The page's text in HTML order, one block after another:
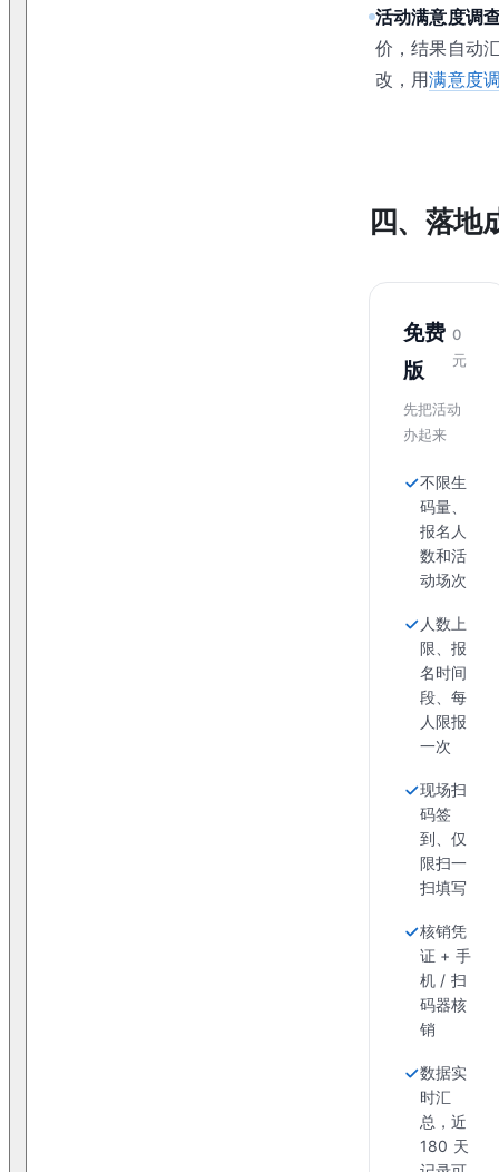
活动满意度调
价，结果自动
改，用满意度
四、落地
免费
版
0
元
先把活动
办起来
不限生
码量、
报名人
数和活
动场次
人数上
限、报
名时间
段、每
人限报
一次
现场扫
码签
到、仅
限扫一
扫填写
核销凭
证 + 手
机 / 扫
码器核
销
数据实
时汇
总，近
180 天